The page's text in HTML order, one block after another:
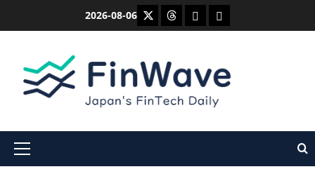
2026-08-06 X ThreadsBlueskyMastodon
メ